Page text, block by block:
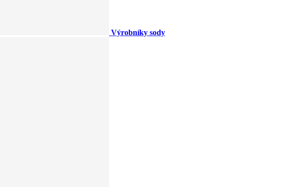
Výrobníky sody